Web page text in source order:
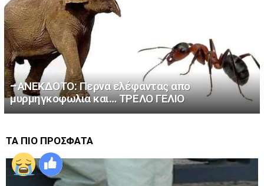
–ΑΝΕΚΔΟΤΟ: Περνα ελέφαντας απο
μυρμηγκοφωλια και… ΤΡΕΛΟ ΓΕΛΙΟ
ΤΑ ΠΙΟ ΠΡΟΣΦΑΤΑ